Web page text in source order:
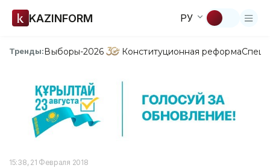
KAZINFORM РУ
Тренды:Выборы-2026 Конституционная реформа
15:38, 21 Февраля 2018